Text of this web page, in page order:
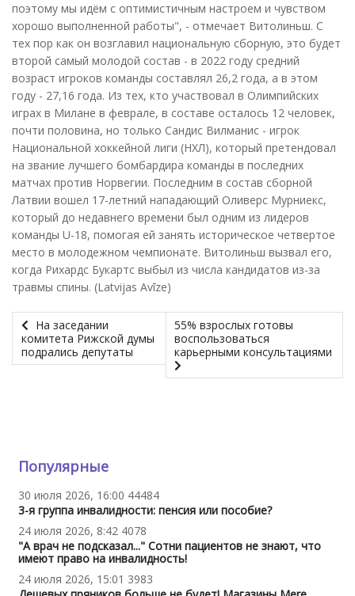
поэтому мы идём с оптимистичным настроем и чувством
хорошо выполненной работы", - отмечает Витолиньш. С
тех пор как он возглавил национальную сборную, это будет
второй самый молодой состав - в 2022 году средний
возраст игроков команды составлял 26,2 года, а в этом
году - 27,16 года. Из тех, кто участвовал в Олимпийских
играх в Милане в феврале, в составе осталось 12 человек,
почти половина, но только Сандис Вилманис - игрок
Национальной хоккейной лиги (НХЛ), который претендовал
на звание лучшего бомбардира команды в последних
матчах против Норвегии. Последним в состав сборной
Латвии вошел 17-летний нападающий Оливерс Мурниекс,
который до недавнего времени был одним из лидеров
команды U-18, помогая ей занять историческое четвертое
место в молодежном чемпионате. Витолиньш вызвал его,
когда Рихардс Букартс выбыл из числа кандидатов из-за
травмы спины. (Latvijas Avīze)
На заседании
комитета Рижской думы
подрались депутаты
55% взрослых готовы
воспользоваться
карьерными консультациями
Популярные
30 июля 2026, 16:00 44484
3-я группа инвалидности: пенсия или пособие?
24 июля 2026, 8:42 4078
"А врач не подсказал..." Сотни пациентов не знают, что
имеют право на инвалидность!
24 июля 2026, 15:01 3983